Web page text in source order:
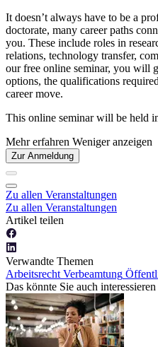
It doesn’t always have to be a
doctorate, many career paths
you. These include roles in
relations, technology transfer,
our free online seminar, you will
options, the qualifications
career move.
This online seminar will be held
Mehr erfahren Weniger anzeigen
Zur Anmeldung
Zu allen Veranstaltungen
Zu allen Veranstaltungen
Artikel teilen
Verwandte Themen
Arbeitsrecht Verbeamtung
Das könnte Sie auch interessieren